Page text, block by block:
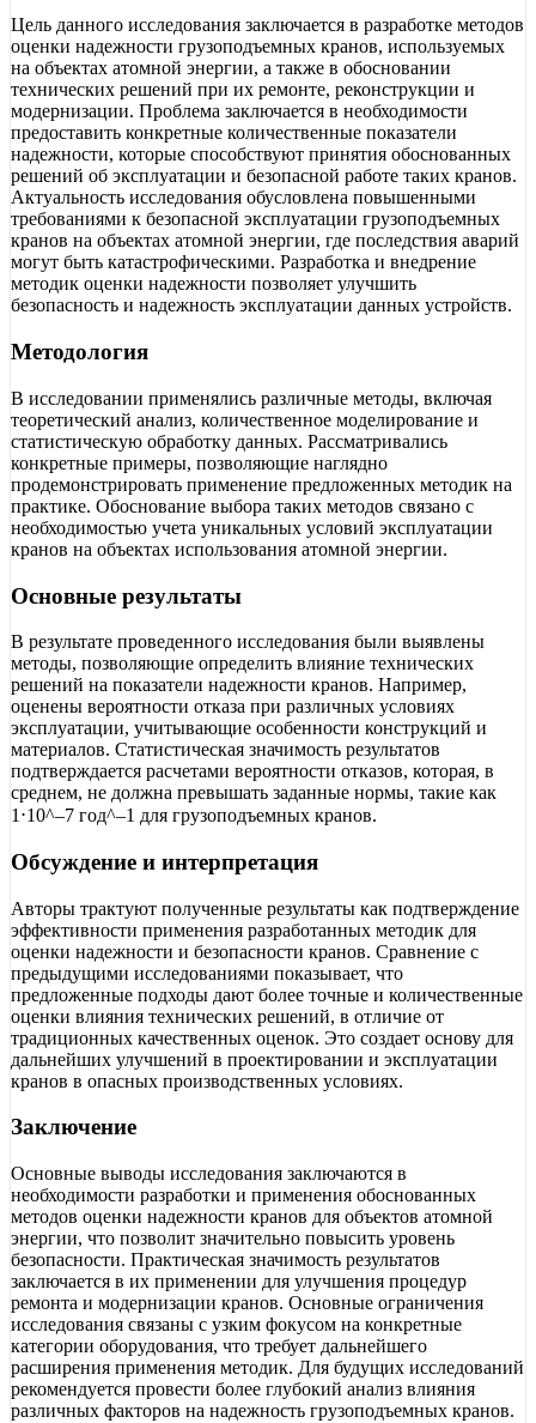
Цель данного исследования заключается в разработке методов
оценки надежности грузоподъемных кранов, используемых
на объектах атомной энергии, а также в обосновании
технических решений при их ремонте, реконструкции и
модернизации. Проблема заключается в необходимости
предоставить конкретные количественные показатели
надежности, которые способствуют принятия обоснованных
решений об эксплуатации и безопасной работе таких кранов.
Актуальность исследования обусловлена повышенными
требованиями к безопасной эксплуатации грузоподъемных
кранов на объектах атомной энергии, где последствия аварий
могут быть катастрофическими. Разработка и внедрение
методик оценки надежности позволяет улучшить
безопасность и надежность эксплуатации данных устройств.
Методология
В исследовании применялись различные методы, включая
теоретический анализ, количественное моделирование и
статистическую обработку данных. Рассматривались
конкретные примеры, позволяющие наглядно
продемонстрировать применение предложенных методик на
практике. Обоснование выбора таких методов связано с
необходимостью учета уникальных условий эксплуатации
кранов на объектах использования атомной энергии.
Основные результаты
В результате проведенного исследования были выявлены
методы, позволяющие определить влияние технических
решений на показатели надежности кранов. Например,
оценены вероятности отказа при различных условиях
эксплуатации, учитывающие особенности конструкций и
материалов. Статистическая значимость результатов
подтверждается расчетами вероятности отказов, которая, в
среднем, не должна превышать заданные нормы, такие как
1⋅10^–7 год^–1 для грузоподъемных кранов.
Обсуждение и интерпретация
Авторы трактуют полученные результаты как подтверждение
эффективности применения разработанных методик для
оценки надежности и безопасности кранов. Сравнение с
предыдущими исследованиями показывает, что
предложенные подходы дают более точные и количественные
оценки влияния технических решений, в отличие от
традиционных качественных оценок. Это создает основу для
дальнейших улучшений в проектировании и эксплуатации
кранов в опасных производственных условиях.
Заключение
Основные выводы исследования заключаются в
необходимости разработки и применения обоснованных
методов оценки надежности кранов для объектов атомной
энергии, что позволит значительно повысить уровень
безопасности. Практическая значимость результатов
заключается в их применении для улучшения процедур
ремонта и модернизации кранов. Основные ограничения
исследования связаны с узким фокусом на конкретные
категории оборудования, что требует дальнейшего
расширения применения методик. Для будущих исследований
рекомендуется провести более глубокий анализ влияния
различных факторов на надежность грузоподъемных кранов.